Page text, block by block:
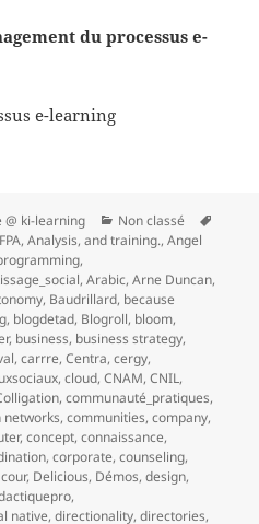
du processus e-
@ ki-learning Catégories
Non classé
,Analysis,and training.,Angel
,
,Arabic,Arne Duncan,
, Baudrillard, because
, blogdetad, Blogroll, bloom,
, business, business strategy,
,carrre,Centra,cergy,
,cloud,CNAM,CNIL,
,communauté_pratiques,
,communities,company,
,concept,connaissance,
,corporate,counseling,
, Delicious, Démos,design,
,
native,directionality,directories,